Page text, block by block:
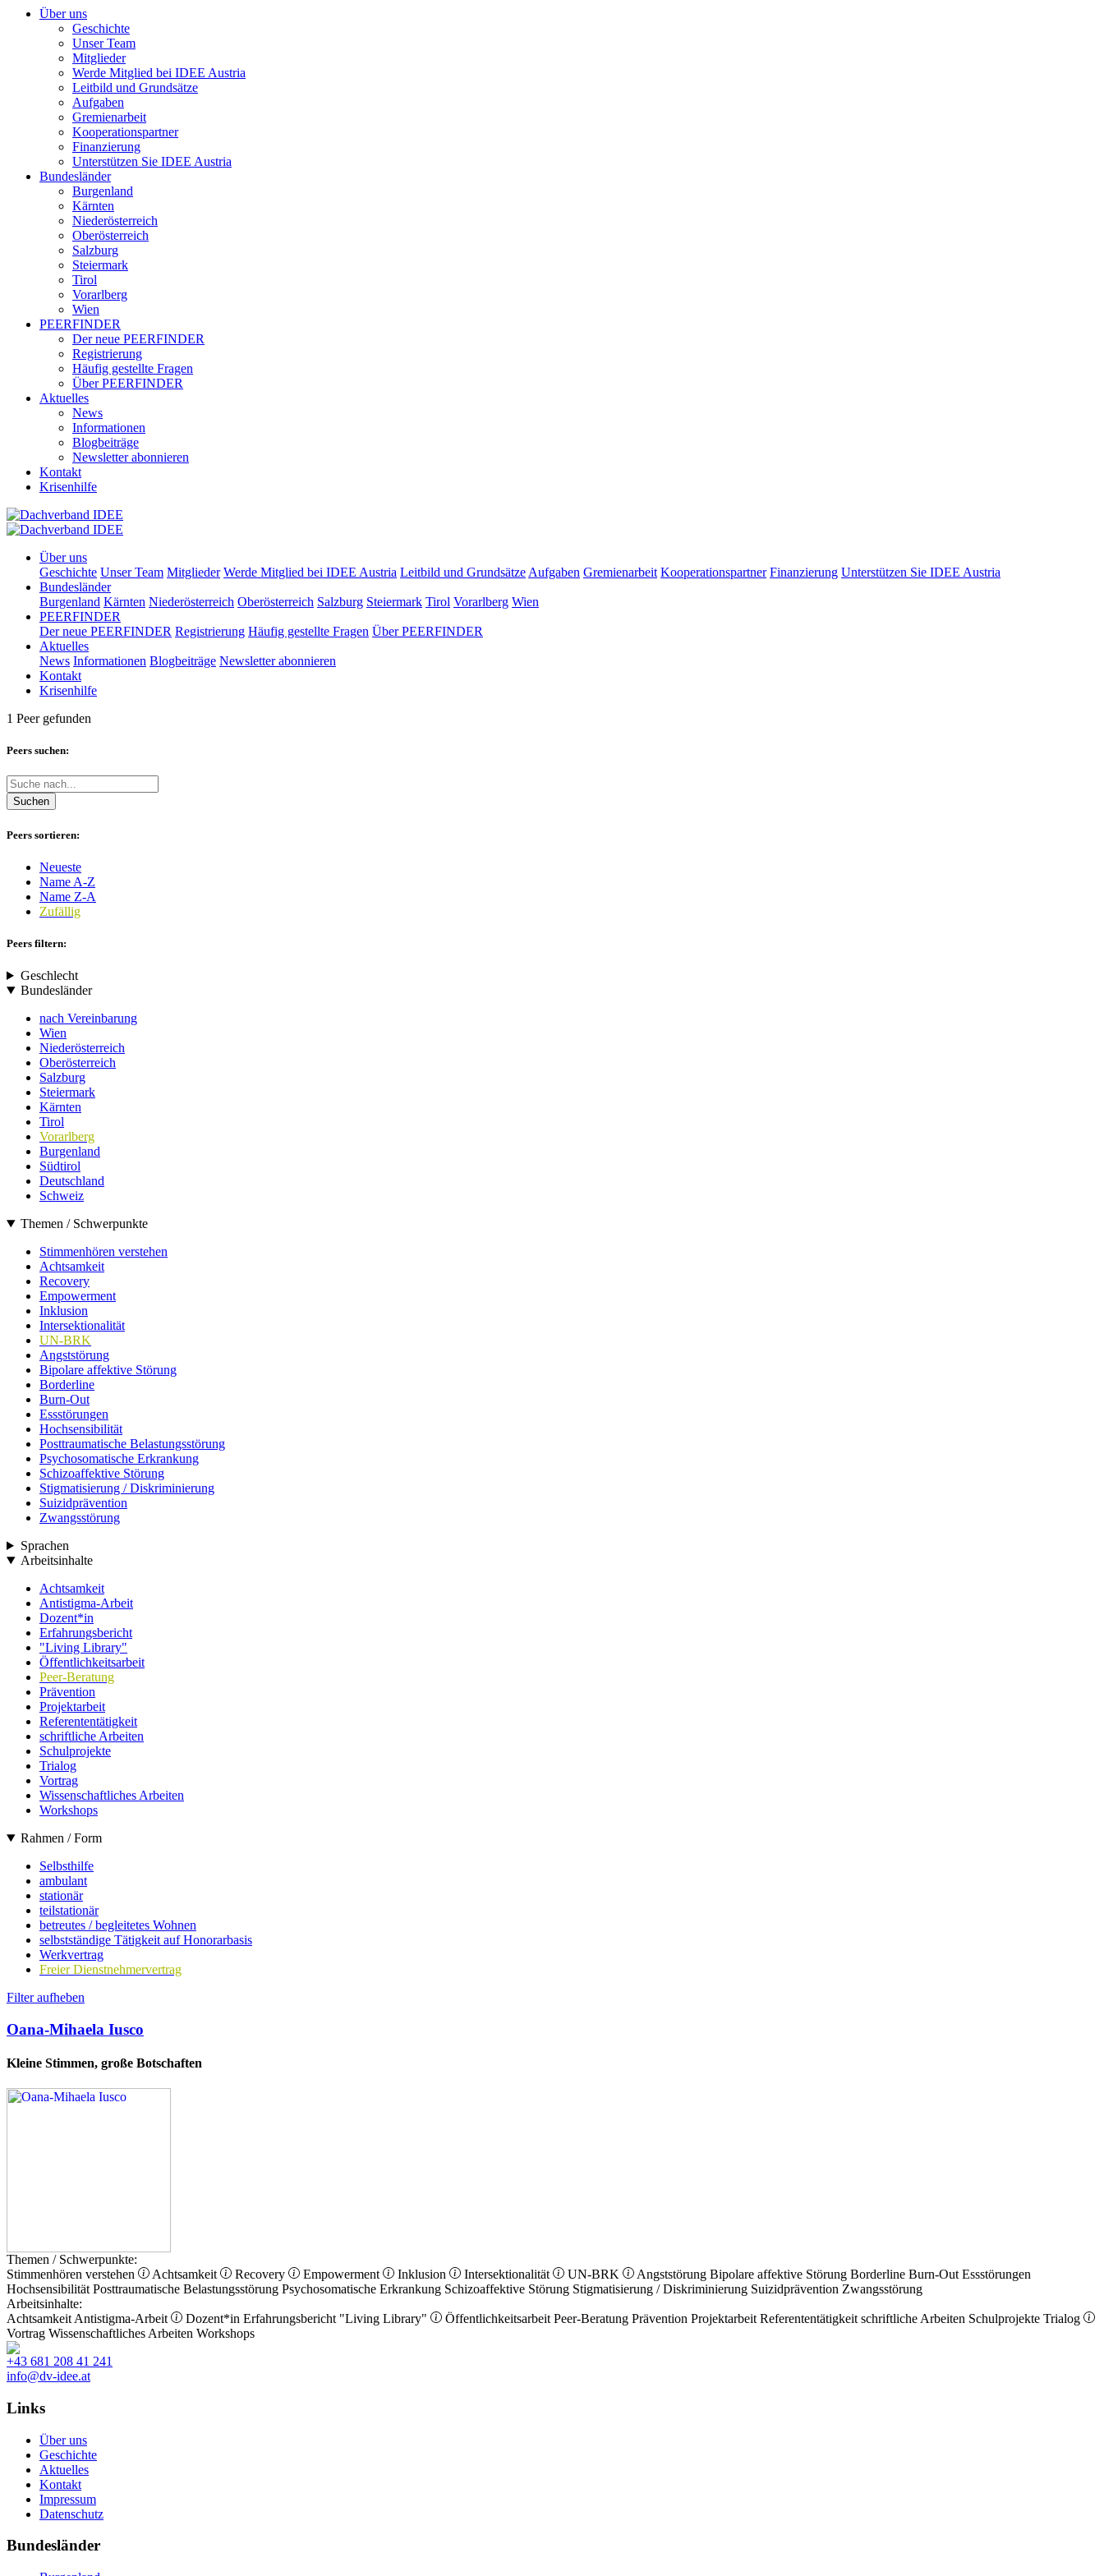
Über uns
Geschichte
Unser Team
Mitglieder
Werde Mitglied bei IDEE Austria
Leitbild und Grundsätze
Aufgaben
Gremienarbeit
Kooperationspartner
Finanzierung
Unterstützen Sie IDEE Austria
Bundesländer
Burgenland
Kärnten
Niederösterreich
Oberösterreich
Salzburg
Steiermark
Tirol
Vorarlberg
Wien
PEERFINDER
Der neue PEERFINDER
Registrierung
Häufig gestellte Fragen
Über PEERFINDER
Aktuelles
News
Informationen
Blogbeiträge
Newsletter abonnieren
Kontakt
Krisenhilfe
Über uns
Geschichte Unser Team Mitglieder Werde Mitglied bei IDEE Austria Leitbild und Grundsätze Aufgaben Gremienarbeit Kooperationspartner Finanzierung Unterstützen Sie IDEE Austria
Bundesländer
Burgenland Kärnten Niederösterreich Oberösterreich Salzburg Steiermark Tirol Vorarlberg Wien
PEERFINDER
Der neue PEERFINDER Registrierung Häufig gestellte Fragen Über PEERFINDER
Aktuelles
News Informationen Blogbeiträge Newsletter abonnieren
Kontakt
Krisenhilfe
1 Peer gefunden
Peers suchen:
Suchen
Peers sortieren:
Neueste
Name A-Z
Name Z-A
Zufällig
Peers filtern:
Geschlecht
Bundesländer
nach Vereinbarung
Wien
Niederösterreich
Oberösterreich
Salzburg
Steiermark
Kärnten
Tirol
Vorarlberg
Burgenland
Südtirol
Deutschland
Schweiz
Themen / Schwerpunkte
Stimmenhören verstehen
Achtsamkeit
Recovery
Empowerment
Inklusion
Intersektionalität
UN-BRK
Angststörung
Bipolare affektive Störung
Borderline
Burn-Out
Essstörungen
Hochsensibilität
Posttraumatische Belastungsstörung
Psychosomatische Erkrankung
Schizoaffektive Störung
Stigmatisierung / Diskriminierung
Suizidprävention
Zwangsstörung
Sprachen
Arbeitsinhalte
Achtsamkeit
Antistigma-Arbeit
Dozent*in
Erfahrungsbericht
"Living Library"
Öffentlichkeitsarbeit
Peer-Beratung
Prävention
Projektarbeit
Referententätigkeit
schriftliche Arbeiten
Schulprojekte
Trialog
Vortrag
Wissenschaftliches Arbeiten
Workshops
Rahmen / Form
Selbsthilfe
ambulant
stationär
teilstationär
betreutes / begleitetes Wohnen
selbstständige Tätigkeit auf Honorarbasis
Werkvertrag
Freier Dienstnehmervertrag
Filter aufheben
Oana-Mihaela Iusco
Kleine Stimmen, große Botschaften
Themen / Schwerpunkte:
Stimmenhören verstehen
Achtsamkeit Recovery Empowerment Inklusion Intersektionalität UN-BRK Angststörung Bipolare affektive Störung Borderline Burn-Out Essstörungen
Hochsensibilität Posttraumatische Belastungsstörung Psychosomatische Erkrankung Schizoaffektive Störung Stigmatisierung / Diskriminierung Suizidprävention Zwangsstörung
Arbeitsinhalte:
Achtsamkeit Antistigma-Arbeit Dozent*in Erfahrungsbericht "Living Library" Öffentlichkeitsarbeit Peer-Beratung Prävention Projektarbeit Referententätigkeit schriftliche Arbeiten Schulprojekte Trialog
Vortrag Wissenschaftliches Arbeiten Workshops
+43 681 208 41 241
info@dv-idee.at
Links
Über uns
Geschichte
Aktuelles
Kontakt
Impressum
Datenschutz
Bundesländer